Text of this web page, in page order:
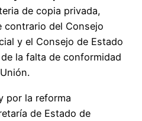
de copia privada,
contrario del Consejo
y el Consejo de Estado
la falta de conformidad
por la reforma
de Estado de